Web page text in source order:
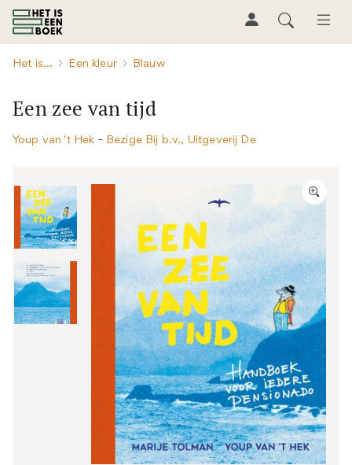
Het is... Een kleur Blauw
Een zee van tijd
Youp van 't Hek - Bezige Bij b.v., Uitgeverij De